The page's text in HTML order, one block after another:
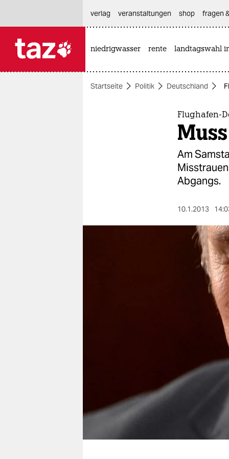
themen
unterstützen
genossenschaft
verlag
veranstaltungen shop fragen
niedrigwasser rente landtagswahl
Startseite Politik Deutschland
Flughafen-
Am
Abgangs.
10.1.2013